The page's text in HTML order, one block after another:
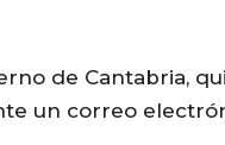
de Cantabria,
un correo